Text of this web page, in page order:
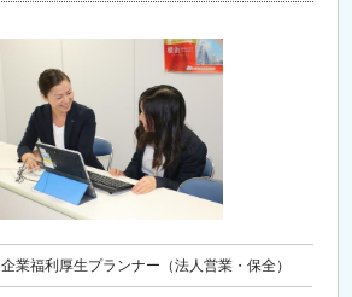
企業福利厚生プランナー（法人営業・保全）